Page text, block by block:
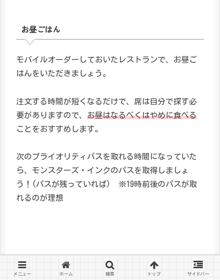
お昼ごはん
モバイルオーダーしておいたレストランで、お昼ご
はんをいただきましょう。
注文する時間が短くなるだけで、席は自分で探す必
要がありますので、 お昼はなるべくはやめに食べる
ことをおすすめします。
次のプライオリティパスを取れる時間になっていた
ら、モンスターズ・インクのパスを取得しましょ
う！(パスが残っていれば) ※19時前後のパスが取
れるのが理想
ベイマックスのハッピーライド
メニュー ホーム 検索 トップ サイドバー